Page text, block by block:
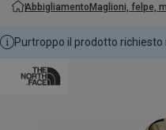
AbbigliamentoMaglioni, felpe,
Purtroppo il prodotto richiesto